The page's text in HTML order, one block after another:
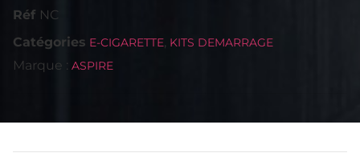
Réf NC
Catégories E-CIGARETTE, KITS DEMARRAGE
Marque : ASPIRE